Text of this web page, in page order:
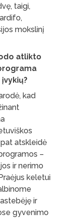
taigi,
mokslinį
atlikto
kad
atskleidė
–
ir nerimo
keletui
ir
gyvenimo